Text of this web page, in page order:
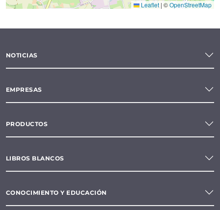
Leaflet |©OpenStreetMap
NOTICIAS
EMPRESAS
PRODUCTOS
LIBROS BLANCOS
CONOCIMIENTO Y EDUCACIÓN